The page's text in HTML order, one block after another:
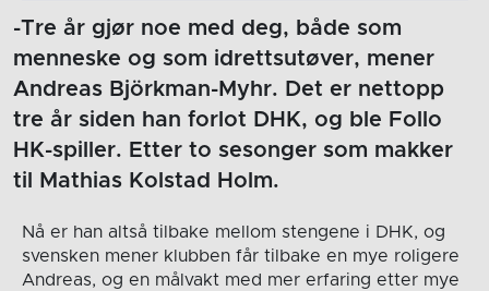
-Tre år gjør noe med deg, både som
menneske og som idrettsutøver, mener
Andreas Björkman-Myhr. Det er nettopp
tre år siden han forlot DHK, og ble Follo
HK-spiller. Etter to sesonger som makker
til Mathias Kolstad Holm.
Nå er han altså tilbake mellom stengene i DHK, og
svensken mener klubben får tilbake en mye roligere
Andreas, og en målvakt med mer erfaring etter mye